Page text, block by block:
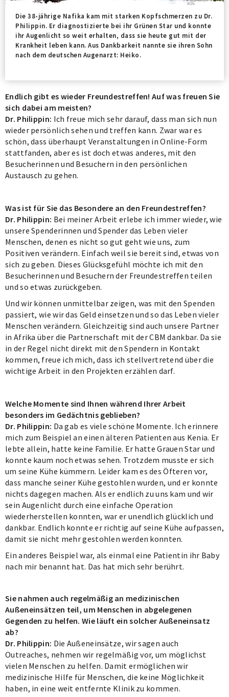
Die 38-jährige Nafika kam mit starken Kopfschmerzen zu Dr.
Philippin. Er diagnostizierte bei ihr Grünen Star und konnte
ihr Augenlicht so weit erhalten, dass sie heute gut mit der
Krankheit leben kann. Aus Dankbarkeit nannte sie ihren Sohn
nach dem deutschen Augenarzt: Heiko.
Endlich gibt es wieder Freundestreffen! Auf was freuen Sie
sich dabei am meisten?
Dr. Philippin: Ich freue mich sehr darauf, dass man sich nun
wieder persönlich sehen und treffen kann. Zwar war es
schön, dass überhaupt Veranstaltungen in Online-Form
stattfanden, aber es ist doch etwas anderes, mit den
Besucherinnen und Besuchern in den persönlichen
Austausch zu gehen.
Was ist für Sie das Besondere an den Freundestreffen?
Dr. Philippin: Bei meiner Arbeit erlebe ich immer wieder, wie
unsere Spenderinnen und Spender das Leben vieler
Menschen, denen es nicht so gut geht wie uns, zum
Positiven verändern. Einfach weil sie bereit sind, etwas von
sich zu geben. Dieses Glücksgefühl möchte ich mit den
Besucherinnen und Besuchern der Freundestreffen teilen
und so etwas zurückgeben.
Und wir können unmittelbar zeigen, was mit den Spenden
passiert, wie wir das Geld einsetzen und so das Leben vieler
Menschen verändern. Gleichzeitig sind auch unsere Partner
in Afrika über die Partnerschaft mit der CBM dankbar. Da sie
in der Regel nicht direkt mit den Spendern in Kontakt
kommen, freue ich mich, dass ich stellvertretend über die
wichtige Arbeit in den Projekten erzählen darf.
Welche Momente sind Ihnen während Ihrer Arbeit
besonders im Gedächtnis geblieben?
Dr. Philippin: Da gab es viele schöne Momente. Ich erinnere
mich zum Beispiel an einen älteren Patienten aus Kenia. Er
lebte allein, hatte keine Familie. Er hatte Grauen Star und
konnte kaum noch etwas sehen. Trotzdem musste er sich
um seine Kühe kümmern. Leider kam es des Öfteren vor,
dass manche seiner Kühe gestohlen wurden, und er konnte
nichts dagegen machen. Als er endlich zu uns kam und wir
sein Augenlicht durch eine einfache Operation
wiederherstellen konnten, war er unendlich glücklich und
dankbar. Endlich konnte er richtig auf seine Kühe aufpassen,
damit sie nicht mehr gestohlen werden konnten.
Ein anderes Beispiel war, als einmal eine Patientin ihr Baby
nach mir benannt hat. Das hat mich sehr berührt.
Sie nahmen auch regelmäßig an medizinischen
Außeneinsätzen teil, um Menschen in abgelegenen
Gegenden zu helfen. Wie läuft ein solcher Außeneinsatz
ab?
Dr. Philippin: Die Außeneinsätze, wir sagen auch
Outreaches, nehmen wir regelmäßig vor, um möglichst
vielen Menschen zu helfen. Damit ermöglichen wir
medizinische Hilfe für Menschen, die keine Möglichkeit
haben, in eine weit entfernte Klinik zu kommen.